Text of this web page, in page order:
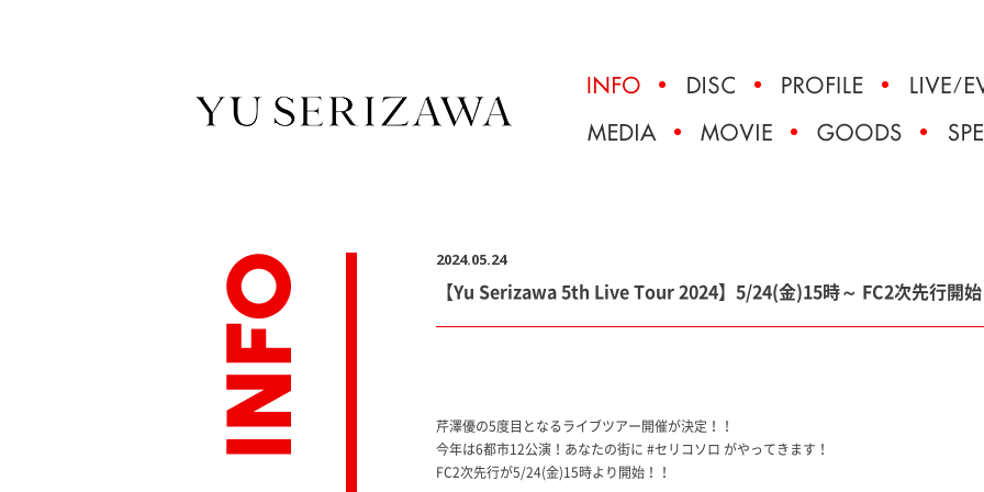
2024.05.24
【Yu Serizawa 5th Live Tour 2024】5/24(金)15時～ FC2次先行開
芹澤優の5度目となるライブツアー開催が決定！！
今年は6都市12公演！あなたの街に #セリコソロ がやってきます！
FC2次先行が5/24(金)15時より開始！！